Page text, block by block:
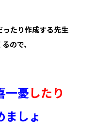
たり作成する先生
ので、
一憂したり
ましょ